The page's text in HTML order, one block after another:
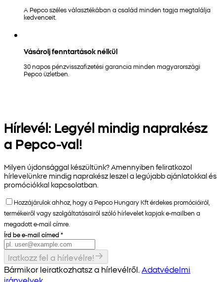
A Pepco széles választékában a család minden tagja megtalálja
kedvenceit.
Vásárolj fenntartások nélkül
30 napos pénzvisszafizetési garancia minden magyarországi
Pepco üzletben.
Hírlevél: Legyél mindig naprakész
a Pepco-val!
Milyen újdonsággal készültünk? Amennyiben feliratkozol
hírlevelünkre mindig naprakész leszel a legújabb ajánlatokkal és
promóciókkal kapcsolatban.
Hozzájárulok ahhoz, hogy a Pepco Hungary Kft érdekes promócióiról,
termékeiről vagy szolgáltatásairól szóló hírlevelet kapjak e-mailben a
megadott e-mail címre.
Írd be e-mail címed *
Iratkozz fel a hírlevélre!
Bármikor leiratkozhatsz a hírlevélről. Adatvédelmi